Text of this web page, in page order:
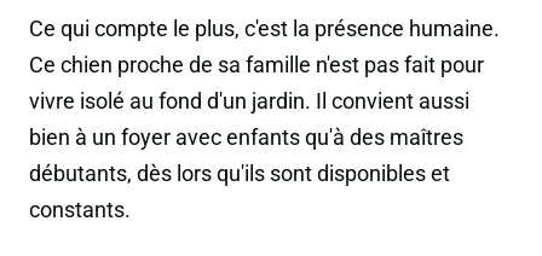
Ce qui compte le plus, c'est la présence humaine.
Ce chien proche de sa famille n'est pas fait pour
vivre isolé au fond d'un jardin. Il convient aussi
bien à un foyer avec enfants qu'à des maîtres
débutants, dès lors qu'ils sont disponibles et
constants.